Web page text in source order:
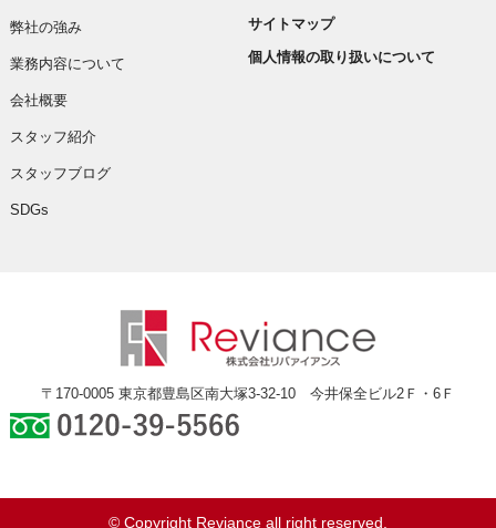
弊社の強み
業務内容について
会社概要
スタッフ紹介
スタッフブログ
SDGs
サイトマップ
個人情報の取り扱いについて
〒170-0005 東京都豊島区南大塚3-32-10 今井保全ビル2Ｆ・6Ｆ
© Copyright Reviance all right reserved.